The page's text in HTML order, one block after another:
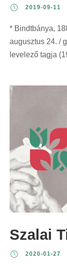
2019-09-11
* Bindtbánya,
augusztus 24. /
levelező tagja
Szalai
2020-01-27